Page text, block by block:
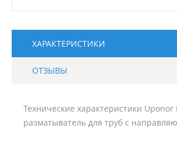
ХАРАКТЕРИСТИКИ
ОТЗЫВЫ
Технические характеристики Uponor
разматыватель для труб с